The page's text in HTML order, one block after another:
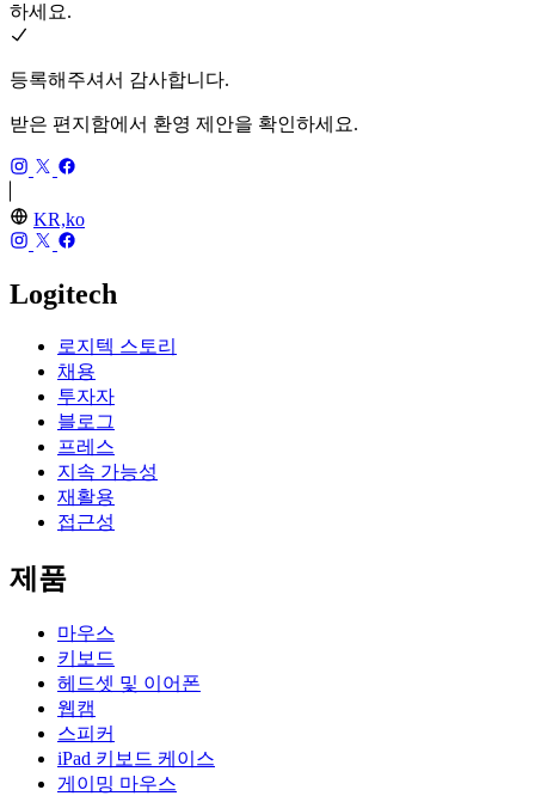
하세요.
등록해주셔서 감사합니다.
받은 편지함에서 환영 제안을 확인하세요.
KR,ko
Logitech
로지텍 스토리
채용
투자자
블로그
프레스
지속 가능성
재활용
접근성
제품
마우스
키보드
헤드셋 및 이어폰
웹캠
스피커
iPad 키보드 케이스
게이밍 마우스